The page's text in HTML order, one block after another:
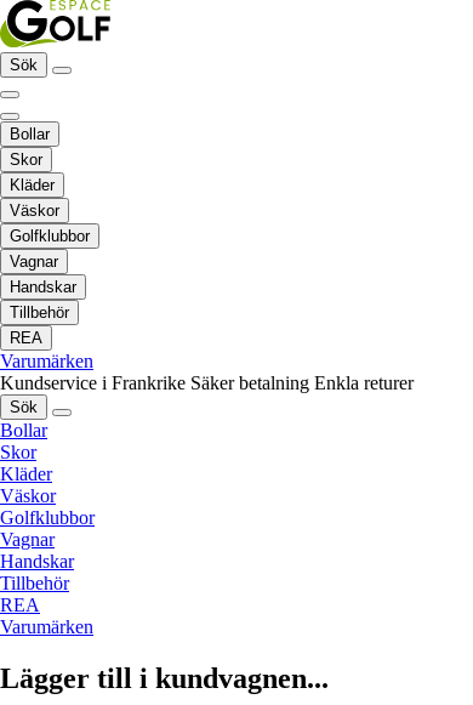
Sök
Bollar
Skor
Kläder
Väskor
Golfklubbor
Vagnar
Handskar
Tillbehör
REA
Varumärken
Kundservice i Frankrike Säker betalning Enkla returer
Sök
Bollar
Skor
Kläder
Väskor
Golfklubbor
Vagnar
Handskar
Tillbehör
REA
Varumärken
Lägger till i kundvagnen...